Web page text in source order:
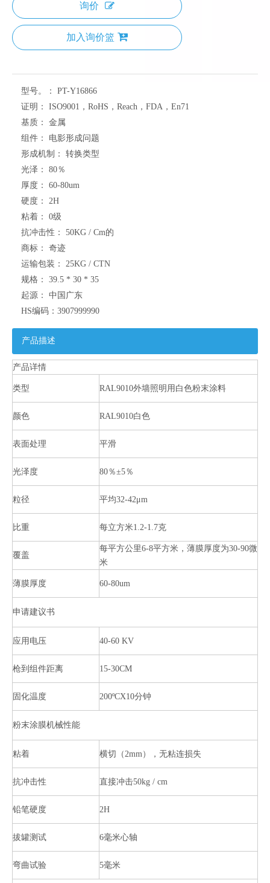
询价
加入询价篮
型号。：
PT-Y16866
证明：
ISO9001，RoHS，Reach，FDA，En71
基质：
金属
组件：
电影形成问题
形成机制：
转换类型
光泽：
80％
厚度：
60-80um
硬度：
2H
粘着：
0级
抗冲击性：
50KG / Cm的
商标：
奇迹
运输包装：
25KG / CTN
规格：
39.5 * 30 * 35
起源：
中国广东
HS编码： 3907999990
产品描述
产品详情
类型 RAL9010外墙照明用白色粉末涂料
颜色 RAL9010白色
表面处理 平滑
光泽度 80％±5％
粒径 平均32-42μm
比重 每立方米1.2-1.7克
覆盖
每平方公里6-8平方米，薄膜厚度为30-90微
米
薄膜厚度 60-80um
申请建议书
应用电压 40-60 KV
枪到组件距离 15-30CM
固化温度 200ºCX10分钟
粉末涂膜机械性能
粘着 横切（2mm），无粘连损失
抗冲击性 直接冲击50kg / cm
铅笔硬度 2H
拔罐测试 6毫米心轴
弯曲试验 5毫米